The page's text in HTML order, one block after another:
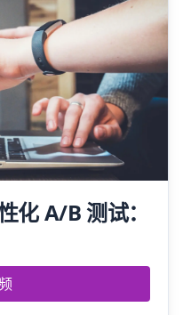
化 A/B 测试：